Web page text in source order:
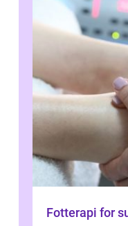
Fotterapi for